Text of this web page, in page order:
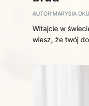
AUTOR:MARYSIA
Witajcie w
wiesz, że twój